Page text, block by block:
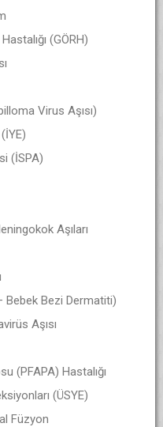
(GÖRH)
Virus Aşısı)
(İSPA)
Aşıları
Bebek Bezi Dermatiti)
Aşısı
(PFAPA) Hastalığı
(ÜSYE)
Füzyon